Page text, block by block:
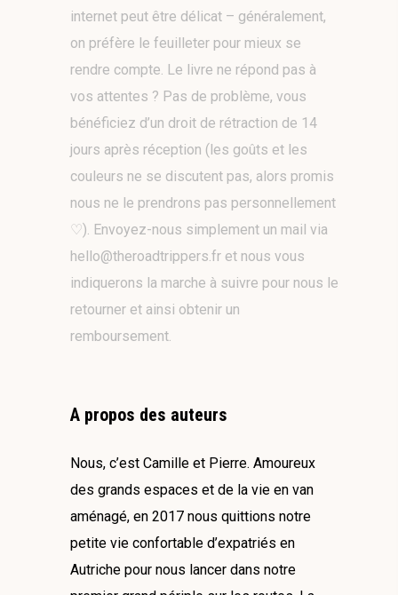
internet peut être délicat – généralement,
on préfère le feuilleter pour mieux se
rendre compte. Le livre ne répond pas à
vos attentes ? Pas de problème, vous
bénéficiez d’un droit de rétraction de 14
jours après réception (les goûts et les
couleurs ne se discutent pas, alors promis
nous ne le prendrons pas personnellement
♡). Envoyez-nous simplement un mail via
hello@theroadtrippers.fr et nous vous
indiquerons la marche à suivre pour nous le
retourner et ainsi obtenir un
remboursement.
A propos des auteurs
Nous, c’est Camille et Pierre. Amoureux
des grands espaces et de la vie en van
aménagé, en 2017 nous quittions notre
petite vie confortable d’expatriés en
Autriche pour nous lancer dans notre